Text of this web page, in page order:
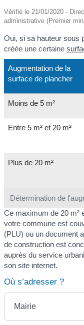
Vérifié le 21/01/2020 -
administrative (Premier
Oui, si sa hauteur sous
créée une certaine
Détermination de
Augmentation de la
surface de plancher
Moins de 5 m²
Entre 5 m² et 20 m²
Plus de 20 m²
Ce maximum de 20 m²
votre commune est
(PLU) ou un document
de construction est
auprès du service
son site internet.
Où s’adresser ?
Mairie